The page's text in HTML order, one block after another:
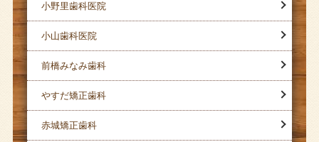
小野里歯科医院
小山歯科医院
前橋みなみ歯科
やすだ矯正歯科
赤城矯正歯科